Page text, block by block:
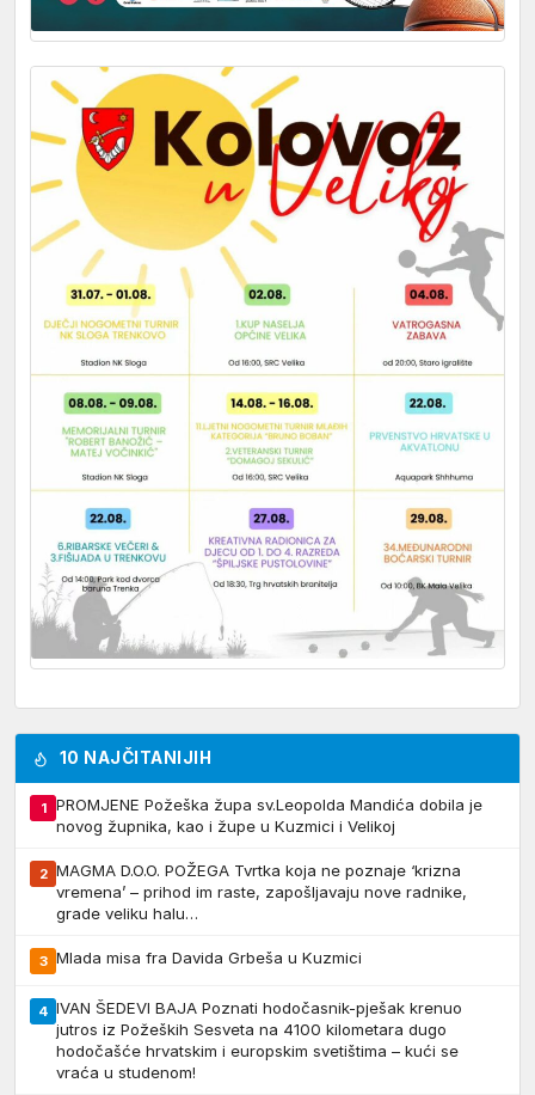
10 NAJČITANIJIH
1
PROMJENE Požeška župa sv.Leopolda Mandića dobila je
novog župnika, kao i župe u Kuzmici i Velikoj
2 MAGMA D.O.O. POŽEGA Tvrtka koja ne poznaje ‘krizna
vremena’ – prihod im raste, zapošljavaju nove radnike,
grade veliku halu…
3 Mlada misa fra Davida Grbeša u Kuzmici
4 IVAN ŠEDEVI BAJA Poznati hodočasnik-pješak krenuo
jutros iz Požeških Sesveta na 4100 kilometara dugo
hodočašće hrvatskim i europskim svetištima – kući se
vraća u studenom!